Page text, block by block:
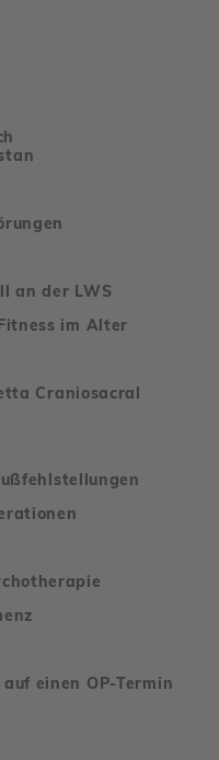
an der LWS
im Alter
Craniosacral
einen OP-Termin